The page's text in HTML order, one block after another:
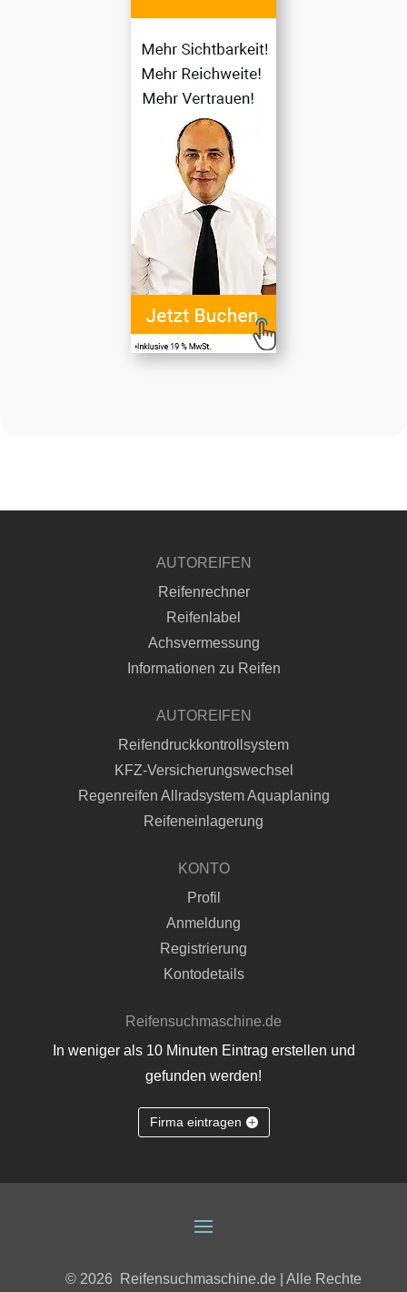
AUTOREIFEN
Reifenrechner
Reifenlabel
Achsvermessung
Informationen zu Reifen
AUTOREIFEN
Reifendruckkontrollsystem
KFZ-Versicherungswechsel
Regenreifen Allradsystem Aquaplaning
Reifeneinlagerung
KONTO
Profil
Anmeldung
Registrierung
Kontodetails
Reifensuchmaschine.de
In weniger als 10 Minuten Eintrag erstellen und
gefunden werden!
Firma eintragen
© 2026 Reifensuchmaschine.de | Alle Rechte